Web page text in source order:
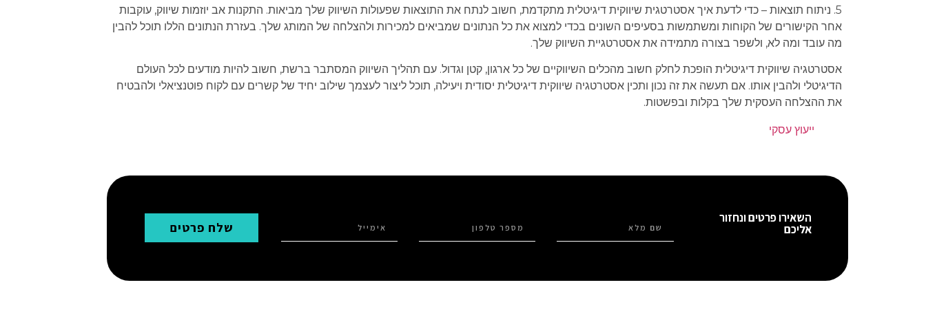
5. ‏ניתוח תוצאות – כדי לדעת איך אסטרטגית שיווקית דיגיטלית מתקדמת, חשוב לנתח את התוצאות שפעולות השיווק שלך מביאות. ‏התקנות אב יוזמות שיווק, עוקבות
אחר הקישורים של הקוחות ומשתמשות בסעיפים השונים בכדי למצוא את כל הנתונים שמביאים למכירות ולהצלחה של המותג שלך. בעזרת הנתונים הללו תוכל להבין
מה עובד ומה לא, ולשפר בצורה מתמידה את אסטרטגיית השיווק שלך.
אסטרטגיה שיווקית דיגיטלית הופכת לחלק חשוב מהכלים השיווקיים של כל ארגון, קטן וגדול. עם תהליך השיווק המסתבר ברשת, חשוב להיות מודעים לכל העולם
הדיגיטלי ולהבין אותו. אם תעשה את זה נכון ותכין אסטרטגיה שיווקית דיגיטלית יסודית ויעילה, תוכל ליצור לעצמך שילוב יחיד של קשרים עם לקוח פוטנציאלי ולהבטיח
את ההצלחה העסקית שלך בקלות ובפשטות.
ייעוץ עסקי
השאירו פרטים ונחזור
אליכם שלח פרטים